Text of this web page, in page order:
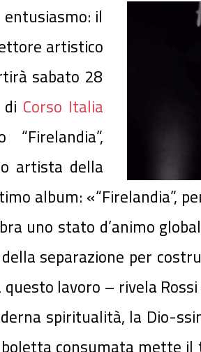
entusiasmo: il
artistico
sabato 28
Corso Italia
artista della
album: «“Firelandia”,
uno stato d’animo
separazione per
lavoro – rivela
spiritualità, la Dio-